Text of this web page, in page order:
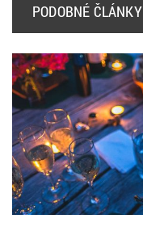
PODOBNÉ ČLÁNKY